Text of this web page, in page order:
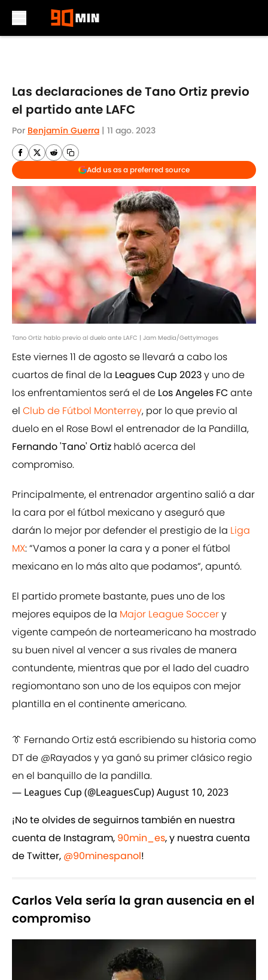
Las declaraciones de Tano Ortiz previo
el partido ante LAFC
Por Benjamín Guerra | 11 ago. 2023
Add us as a preferred source
Tano Ortiz hablo previo al duelo ante LAFC | Jam Media/GettyImages
Este viernes 11 de agosto se llevará a cabo los
cuartos de final de la Leagues Cup 2023y uno de
los enfrentamientos será el de Los Angeles FCante
el Club de Fútbol Monterrey, por lo que previo al
duelo en el Rose Bowl el entrenador de la Pandilla,
Fernando 'Tano' Ortiz habló acerca del
compromiso.
Principalmente, el entrenador argentino salió a dar
la cara por el fútbol mexicano y aseguró que
darán lo mejor por defender el prestigio de la Liga
MX: “Vamos a poner la cara y a poner el fútbol
mexicano en lo más alto que podamos“, apuntó.
El partido promete bastante, pues uno de los
mejores equipos de la Major League Soccery
vigente campeón de norteamericano ha mostrado
su buen nivel al vencer a sus rivales de manera
contundente, mientras que por el lado del cuadro
regiomontano son uno de los equipos con mejor
plantilla en el continente americano.
👔 Fernando Ortiz está escribiendo su historia como
DT de @Rayadosy ya ganó su primer clásico regio
en el banquillo de la pandilla.
— Leagues Cup (@LeaguesCup)August 10, 2023
¡No te olvides de seguirnos también en nuestra
cuenta de Instagram, 90min_es, y nuestra cuenta
de Twitter, @90minespanol!
Carlos Vela sería la gran ausencia en el
compromiso